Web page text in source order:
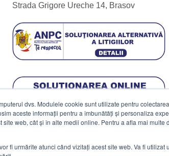
dvs. Modulele cookie sunt utilizate pentru
aceste informații pentru a îmbunătăți și personaliza
web, cât și în alte medii online. Pentru a afla mai
fi urmărite atunci când vizitați acest site web. Va fi
Strada Grigore Ureche 14, Brasov